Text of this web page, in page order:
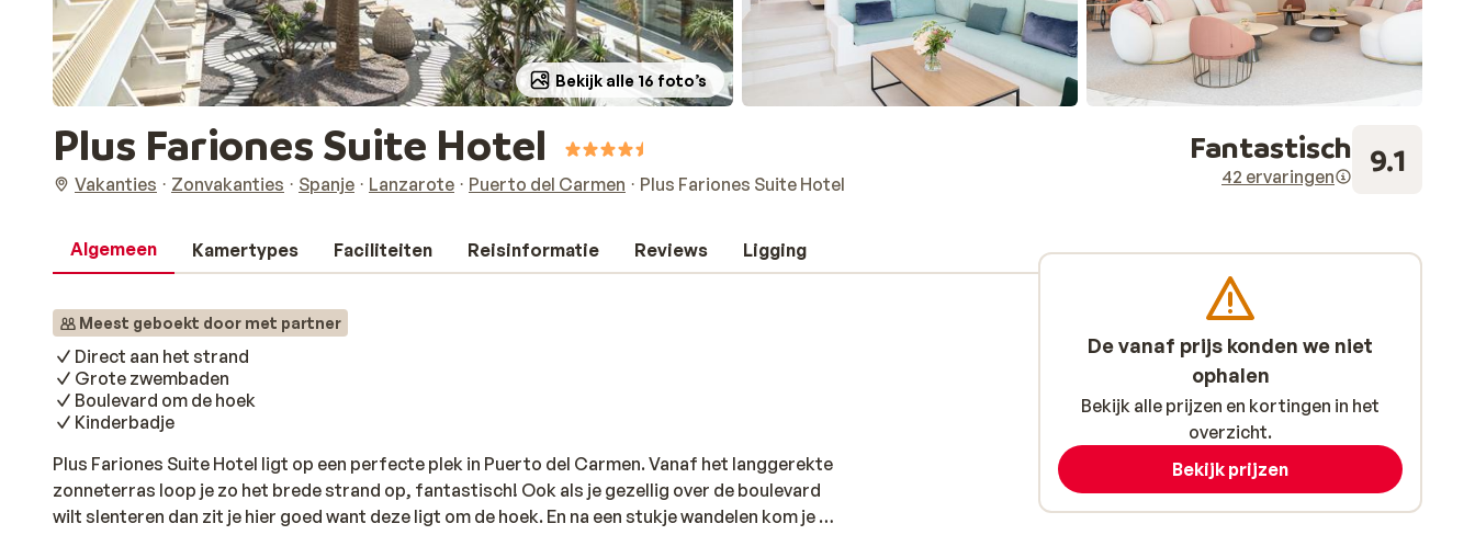
Bekijk alle 16 foto’s
Plus Fariones Suite Hotel
Vakanties Zonvakanties Spanje Lanzarote Puerto del Carmen Plus Fariones Suite Hotel
Fantastisch
42 ervaringen 9.1
Algemeen Kamertypes Faciliteiten Reisinformatie Reviews Ligging
Meest geboekt door met partner
Direct aan het strand
Grote zwembaden
Boulevard om de hoek
Kinderbadje
Plus Fariones Suite Hotel ligt op een perfecte plek in Puerto del Carmen. Vanaf het langgerekte
zonneterras loop je zo het brede strand op, fantastisch! Ook als je gezellig over de boulevard
wilt slenteren dan zit je hier goed want deze ligt om de hoek. En na een stukje wandelen kom je al
De vanaf prijs konden we niet
ophalen
Bekijk alle prijzen en kortingen in het
overzicht.
Bekijk prijzen